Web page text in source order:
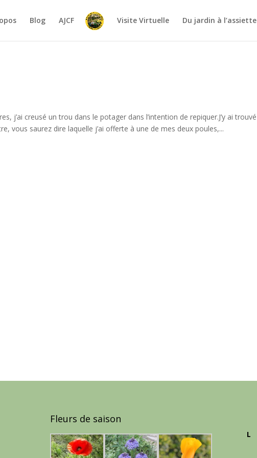
Blog AJCF Visite Virtuelle Du jardin à l’assiette
j’ai creusé un trou dans le potager dans l’intention de repiquer.J’y ai trouvé
vous saurez dire laquelle j’ai offerte à une de mes deux poules,...
Fleurs de saison
L